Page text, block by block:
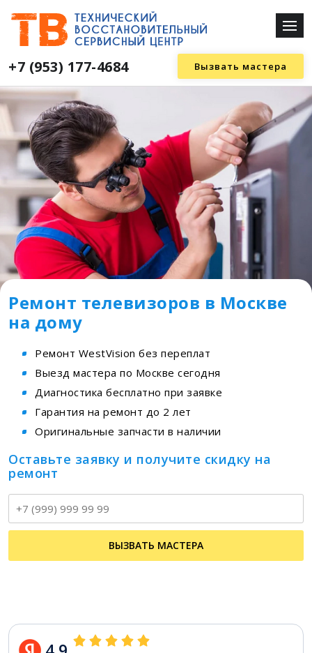
+7 (953) 177-4684 Вызвать мастера
Ремонт телевизоров в Москве
на дому
Ремонт WestVision без переплат
Выезд мастера по Москве сегодня
Диагностика бесплатно при заявке
Гарантия на ремонт до 2 лет
Оригинальные запчасти в наличии
Оставьте заявку и получите скидку на
ремонт
ВЫЗВАТЬ МАСТЕРА